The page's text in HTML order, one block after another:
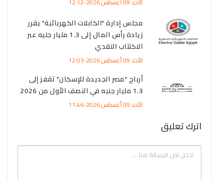
الأحد 09 أغسطس 2026-12:12
مجلس إدارة "الكابلات الكهربائية" يقرر
زيادة رأس المال إلى 1.3 مليار جنيه عبر
الاكتتاب النقدي
الأحد 09 أغسطس 2026-12:03
أرباح "مصر الجديدة للإسكان" تقفز إلى
1.3 مليار جنيه في النصف الأول من 2026
الأحد 09 أغسطس 2026-11:46
اترك تعليق